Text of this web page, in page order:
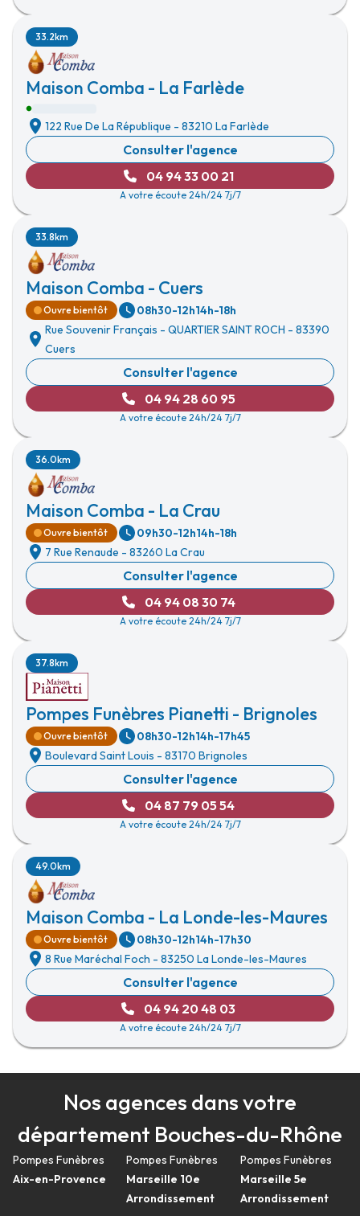
Maison Comba - La Farlède
33.2km
122 Rue De La République - 83210 La Farlède
Consulter l'agence
04 94 33 00 21
A votre écoute 24h/24 7j/7
Maison Comba - Cuers
33.8km
Ouvre bientôt 08h30-12h14h-18h
Rue Souvenir Français - QUARTIER SAINT ROCH - 83390
Cuers
Consulter l'agence
04 94 28 60 95
A votre écoute 24h/24 7j/7
Maison Comba - La Crau
36.0km
Ouvre bientôt 09h30-12h14h-18h
7 Rue Renaude - 83260 La Crau
Consulter l'agence
04 94 08 30 74
A votre écoute 24h/24 7j/7
Pompes Funèbres Pianetti - Brignoles
37.8km
Ouvre bientôt 08h30-12h14h-17h45
Boulevard Saint Louis - 83170 Brignoles
Consulter l'agence
04 87 79 05 54
A votre écoute 24h/24 7j/7
Maison Comba - La Londe-les-Maures
49.0km
Ouvre bientôt 08h30-12h14h-17h30
8 Rue Maréchal Foch - 83250 La Londe-les-Maures
Consulter l'agence
04 94 20 48 03
A votre écoute 24h/24 7j/7
Nos agences dans votre
département Bouches-du-Rhône
Pompes Funèbres
Aix-en-Provence
Pompes Funèbres
Marseille 10e
Arrondissement
Pompes Funèbres
Marseille 5e
Arrondissement